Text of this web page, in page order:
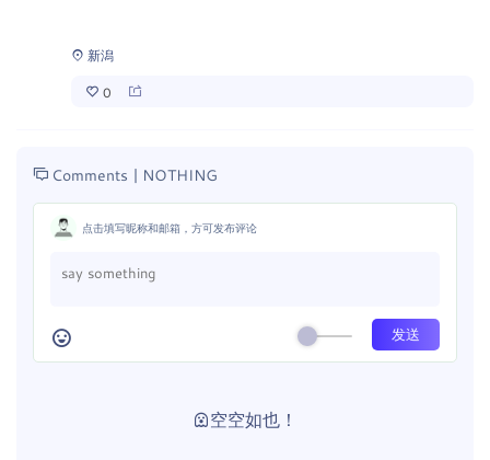
新潟
0
Comments | NOTHING
点击填写昵称和邮箱，方可发布评论
空空如也！